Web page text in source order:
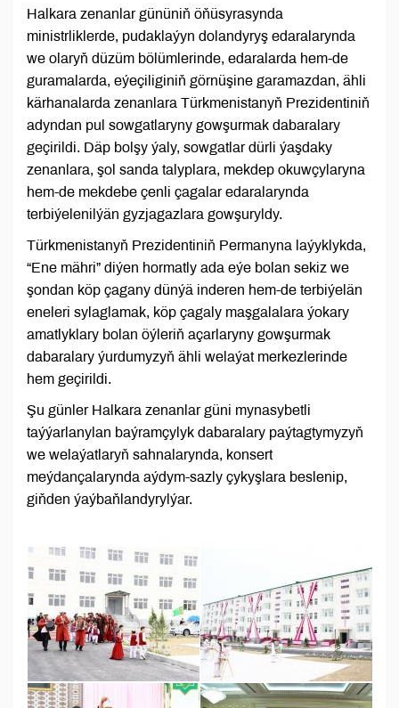
Halkara zenanlar gününiň öňüsyrasynda
ministrliklerde, pudaklaýyn dolandyryş edaralarynda
we olaryň düzüm bölümlerinde, edaralarda hem-de
guramalarda, eýeçiliginiň görnüşine garamazdan, ähli
kärhanalarda zenanlara Türkmenistanyň Prezidentiniň
adyndan pul sowgatlaryny gowşurmak dabaralary
geçirildi. Däp bolşy ýaly, sowgatlar dürli ýaşdaky
zenanlara, şol sanda talyplara, mekdep okuwçylaryna
hem-de mekdebe çenli çagalar edaralarynda
terbiýelenilýän gyzjagazlara gowşuryldy.
Türkmenistanyň Prezidentiniň Permanyna laýyklykda,
“Ene mähri” diýen hormatly ada eýe bolan sekiz we
şondan köp çagany dünýä inderen hem-de terbiýelän
eneleri sylaglamak, köp çagaly maşgalalara ýokary
amatlyklary bolan öýleriň açarlaryny gowşurmak
dabaralary ýurdumyzyň ähli welaýat merkezlerinde
hem geçirildi.
Şu günler Halkara zenanlar güni mynasybetli
taýýarlanylan baýramçylyk dabaralary paýtagtymyzyň
we welaýatlaryň sahnalarynda, konsert
meýdançalarynda aýdym-sazly çykyşlara beslenip,
giňden ýaýbaňlandyrylýar.